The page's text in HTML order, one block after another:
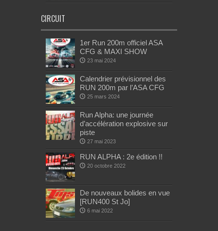
CIRCUIT
1er Run 200m officiel ASA
CFG & MAXI SHOW
23 mai 2024
Calendrier prévisionnel des
RUN 200m par l’ASA CFG
25 mars 2024
Run Alpha: une journée
d’accélération explosive sur
piste
27 mai 2023
RUN ALPHA : 2e édition !!
20 octobre 2022
De nouveaux bolides en vue
[RUN400 St Jo]
6 mai 2022